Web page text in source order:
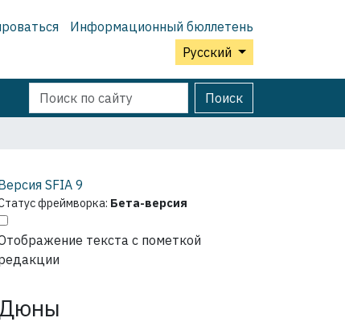
Информационный бюллетень
Русский
Поиск Поиск
Расширенный
поиск
SFIA9
фреймворка: Бета-версия
текста с пометкой